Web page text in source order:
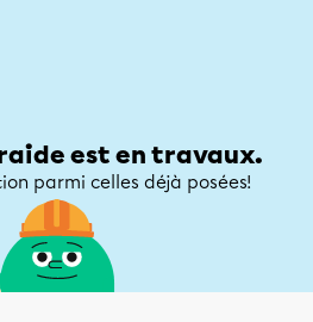
est en travaux.
parmi celles déjà posées!